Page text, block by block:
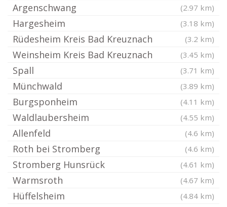
Argenschwang (2.97 km)
Hargesheim (3.18 km)
Rüdesheim Kreis Bad Kreuznach (3.2 km)
Weinsheim Kreis Bad Kreuznach (3.45 km)
Spall (3.71 km)
Münchwald (3.89 km)
Burgsponheim (4.11 km)
Waldlaubersheim (4.55 km)
Allenfeld (4.6 km)
Roth bei Stromberg (4.6 km)
Stromberg Hunsrück (4.61 km)
Warmsroth (4.67 km)
Hüffelsheim (4.84 km)